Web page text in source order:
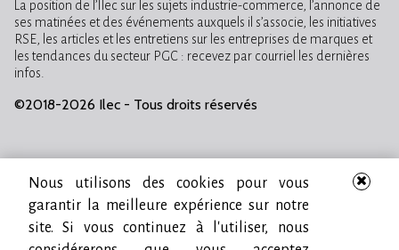
La position de l’Ilec sur les sujets industrie-commerce, l’annonce de
ses matinées et des événements auxquels il s’associe, les initiatives
RSE, les articles et les entretiens sur les entreprises de marques et
les tendances du secteur PGC : recevez par courriel les dernières
infos.
©2018-2026 Ilec - Tous droits réservés
Nous utilisons des cookies pour vous
garantir la meilleure expérience sur notre
site. Si vous continuez à l'utiliser, nous